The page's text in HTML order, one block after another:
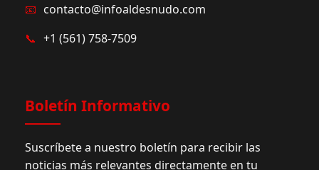
📧 contacto@infoaldesnudo.com
📞 +1 (561) 758-7509
Boletín Informativo
Suscríbete a nuestro boletín para recibir las
noticias más relevantes directamente en tu